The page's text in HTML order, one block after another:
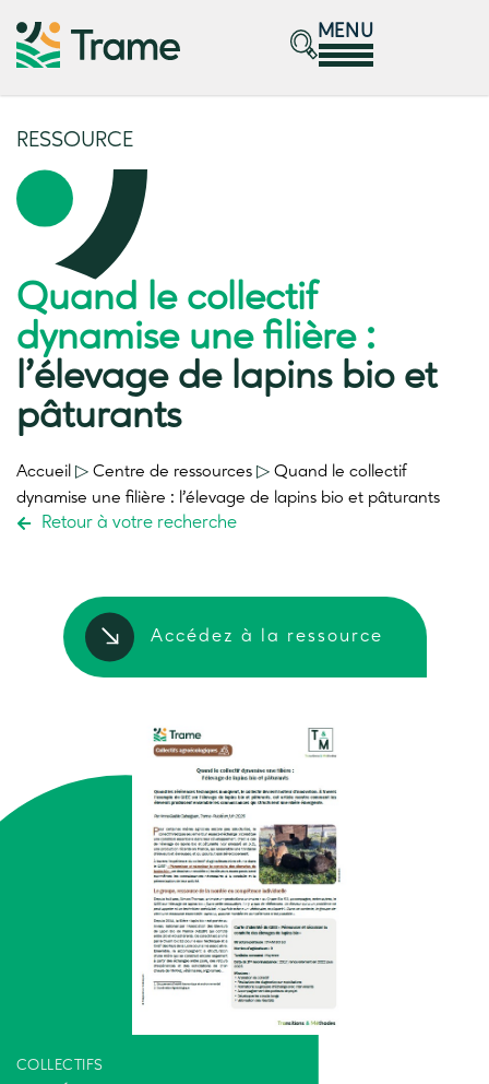
MENU
RESSOURCE
Quand le collectif
dynamise une filière :
l’élevage de lapins bio et
pâturants
Accueil ▷ Centre de ressources ▷ Quand le collectif
dynamise une filière : l’élevage de lapins bio et pâturants
Retour à votre recherche
COLLECTIFS
Accédez à la ressource